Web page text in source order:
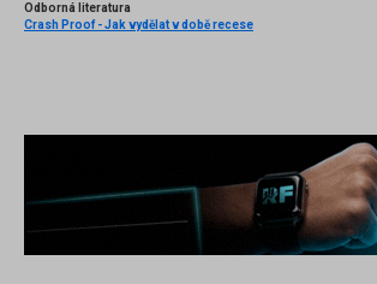
Odborná literatura
Crash Proof - Jak vydělat v době recese